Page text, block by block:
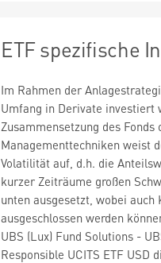
ETF spezifische
Im Rahmen der
Umfang in Derivate investiert
Zusammensetzung des
Managementtechniken weist
Volatilität auf, d.h. die
kurzer Zeiträume großen
unten ausgesetzt, wobei
ausgeschlossen werden
UBS (Lux) Fund Solutions -
Responsible UCITS ETF USD